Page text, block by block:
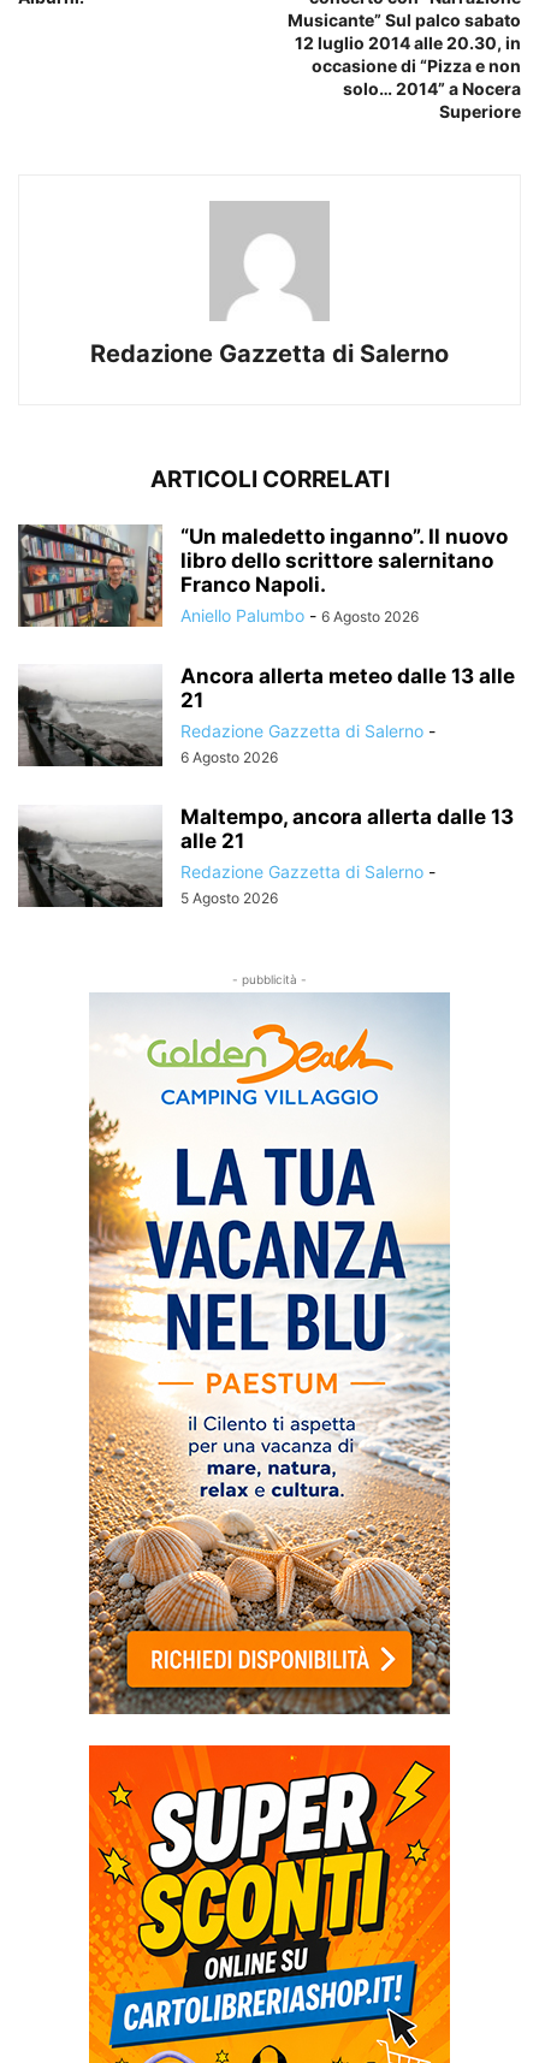
Musicante” Sul palco sabato
12 luglio 2014 alle 20.30, in
occasione di “Pizza e non
solo… 2014” a Nocera
Superiore
Redazione Gazzetta di Salerno
ARTICOLI CORRELATI
“Un maledetto inganno”. Il nuovo
libro dello scrittore salernitano
Franco Napoli.
Aniello Palumbo - 6 Agosto 2026
Ancora allerta meteo dalle 13 alle
21
Redazione Gazzetta di Salerno -
6 Agosto 2026
Maltempo, ancora allerta dalle 13
alle 21
Redazione Gazzetta di Salerno -
5 Agosto 2026
- pubblicità -